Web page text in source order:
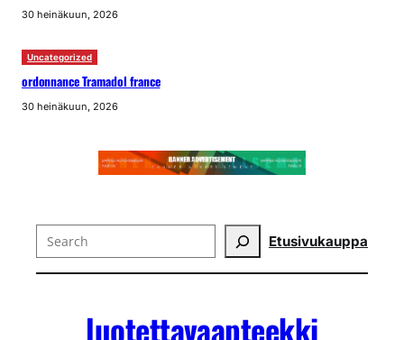
30 heinäkuun, 2026
Uncategorized
ordonnance Tramadol france
30 heinäkuun, 2026
Search Etusivukauppa
luotettavaapteekki